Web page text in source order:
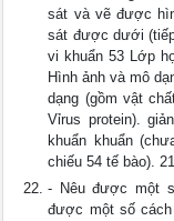
sát và vẽ được
sát được dưới
vi khuẩn 53 Lớp
Hình ảnh và mô
dạng (gồm vật
Vỉrus protein).
khuẩn khuẩn
chiếu 54 tế bào). 21
- Nêu được một
được một số cách